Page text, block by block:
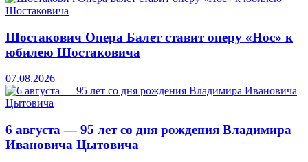
Шостакович Опера Балет ставит оперу «Нос» к
юбилею Шостаковича
07.08.2026
6 августа — 95 лет со дня рождения Владимира
Ивановича Цытовича